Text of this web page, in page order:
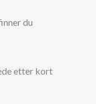
du
etter kort